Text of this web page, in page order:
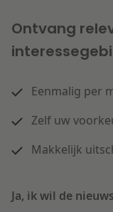
Ontvang
Eenmalig per
Zelf uw
Makkelijk
Ja, ik wil de